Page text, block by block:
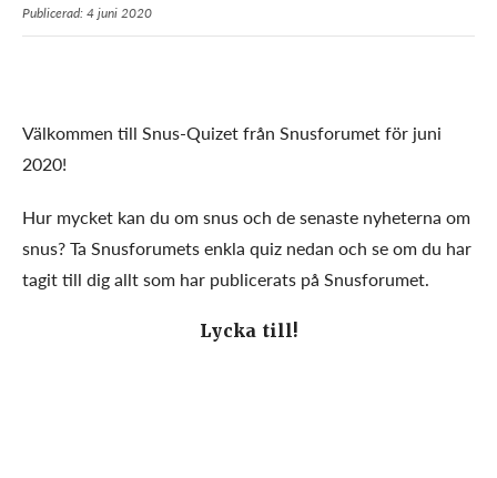
Publicerad: 4 juni 2020
Välkommen till Snus-Quizet från Snusforumet för juni
2020!
Hur mycket kan du om snus och de senaste nyheterna om
snus? Ta Snusforumets enkla quiz nedan och se om du har
tagit till dig allt som har publicerats på Snusforumet.
Lycka till!